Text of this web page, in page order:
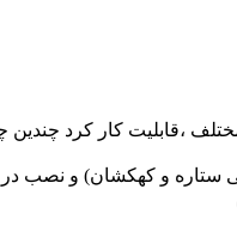
،قابلیت کار کرد چندین
ستاره و کهکشان)